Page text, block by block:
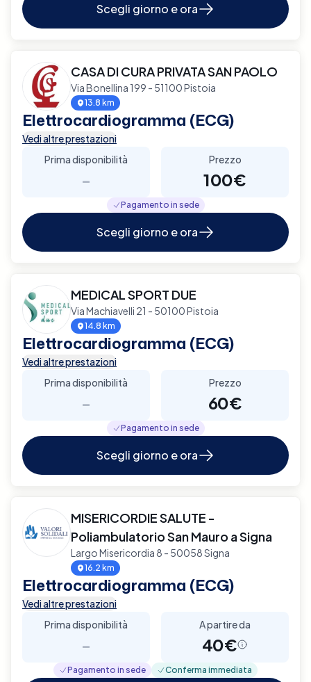
Scegli giorno e ora
CASA DI CURA PRIVATA SAN PAOLO
Via Bonellina 199 - 51100 Pistoia
13.8 km
Elettrocardiogramma (ECG)
Vedi altre prestazioni
Prima disponibilità
-
Prezzo
100€
Pagamento in sede
Scegli giorno e ora
MEDICAL SPORT DUE
Via Machiavelli 21 - 50100 Pistoia
14.8 km
Elettrocardiogramma (ECG)
Vedi altre prestazioni
Prima disponibilità
-
Prezzo
60€
Pagamento in sede
Scegli giorno e ora
MISERICORDIE SALUTE -
Poliambulatorio San Mauro a Signa
Largo Misericordia 8 - 50058 Signa
16.2 km
Elettrocardiogramma (ECG)
Vedi altre prestazioni
Prima disponibilità
-
A partire da
40€
Pagamento in sede Conferma immediata